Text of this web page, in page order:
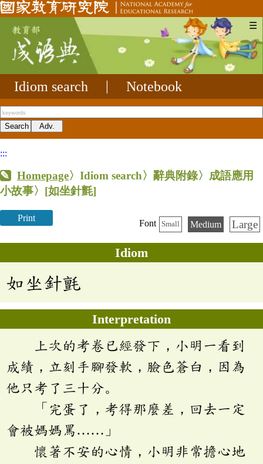
☰
Idiom search Notebook
:::
Homepage〉Idiom search〉辭典附錄〉成語應用
小故事〉 [如坐針氈]
Print
Font Small Medium Large
Idiom
如坐針氈
Interpretation
上次的考卷已經發下，小明一看到
成績，立刻手腳發軟，臉色蒼白，因為
他只考了三十分。
「完蛋了，考得那麼差，回去一定
會被媽媽罵……」
懷著不安的心情，小明非常擔心地